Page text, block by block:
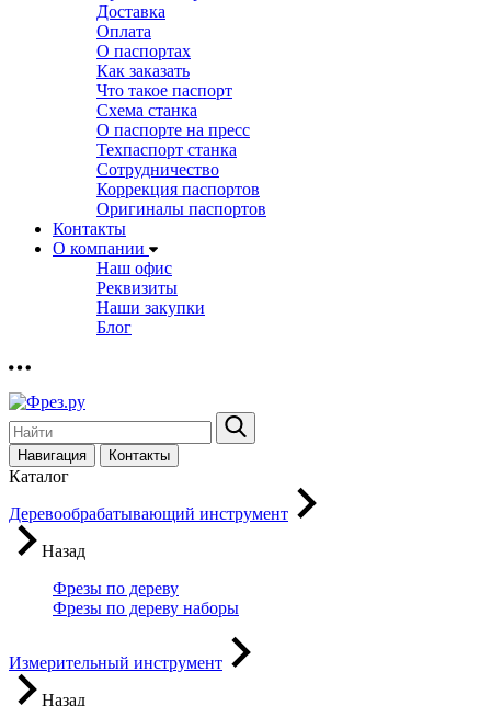
Доставка
Оплата
О паспортах
Как заказать
Что такое паспорт
Схема станка
О паспорте на пресс
Техпаспорт станка
Сотрудничество
Коррекция паспортов
Оригиналы паспортов
Контакты
О компании
Наш офис
Реквизиты
Наши закупки
Блог
Навигация Контакты
Каталог
Деревообрабатывающий инструмент
Назад
Фрезы по дереву
Фрезы по дереву наборы
Измерительный инструмент
Назад